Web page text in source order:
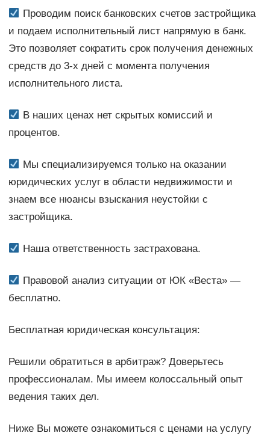
Проводим поиск банковских счетов застройщика
и подаем исполнительный лист напрямую в банк.
Это позволяет сократить срок получения денежных
средств до 3-х дней с момента получения
исполнительного листа.
В наших ценах нет скрытых комиссий и
процентов.
Мы специализируемся только на оказании
юридических услуг в области недвижимости и
знаем все нюансы взыскания неустойки с
застройщика.
Наша ответственность застрахована.
Правовой анализ ситуации от ЮК «Веста» —
бесплатно.
Бесплатная юридическая консультация:
Решили обратиться в арбитраж? Доверьтесь
профессионалам. Мы имеем колоссальный опыт
ведения таких дел.
Ниже Вы можете ознакомиться с ценами на услугу